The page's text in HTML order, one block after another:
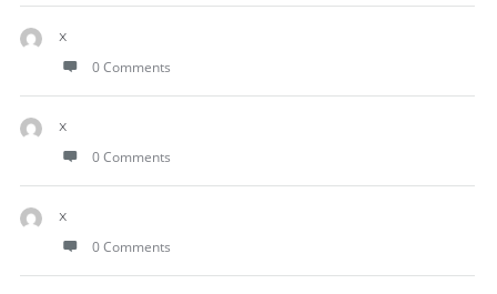
x
0 Comments
x
0 Comments
x
0 Comments